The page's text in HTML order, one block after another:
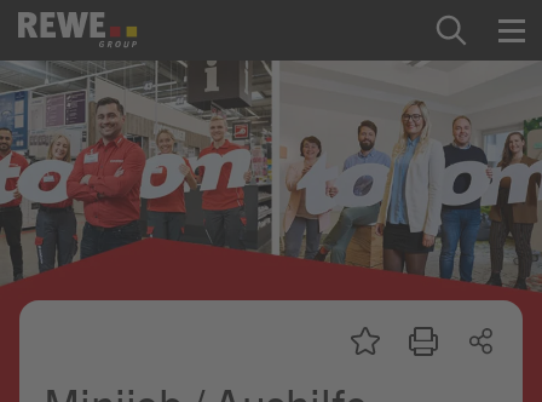
Zum Inhalt springen
Startseite
REWE Group als Arbeitgeber
Ausbildung & Studium
Praktikum & Werkstudium
Mein Kandidat:innenprofil